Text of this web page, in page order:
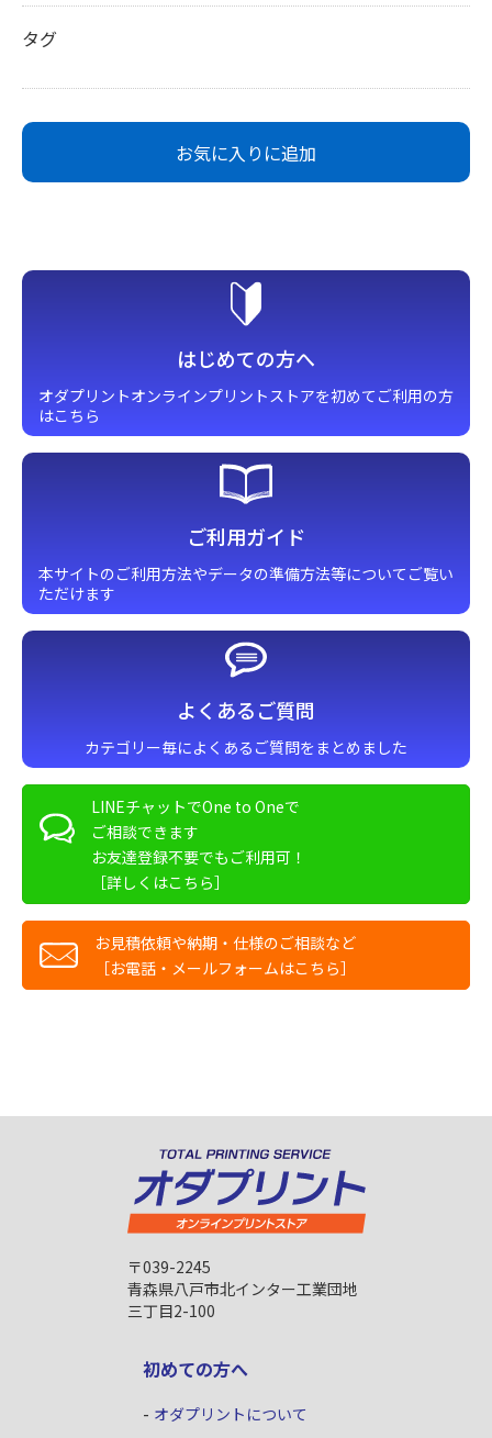
タグ
お気に入りに追加
はじめての方へ
オダプリントオンラインプリントストアを初めてご利用の方
はこちら
ご利用ガイド
本サイトのご利用方法やデータの準備方法等についてご覧い
ただけます
よくあるご質問
カテゴリー毎によくあるご質問をまとめました
LINEチャットでOne to Oneで
ご相談できます
お友達登録不要でもご利用可！
［詳しくはこちら］
お見積依頼や納期・仕様のご相談など
［お電話・メールフォームはこちら］
〒039-2245
青森県八戸市北インター工業団地
三丁目2-100
初めての方へ
オダプリントについて